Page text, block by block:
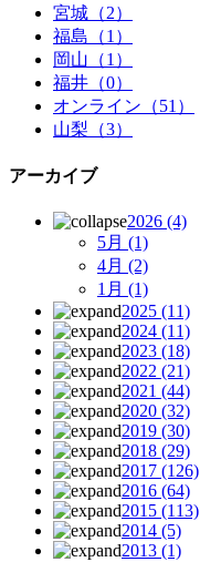
宮城（2）
福島（1）
岡山（1）
福井（0）
オンライン（51）
山梨（3）
アーカイブ
2026 (4)
5月 (1)
4月 (2)
1月 (1)
2025 (11)
2024 (11)
2023 (18)
2022 (21)
2021 (44)
2020 (32)
2019 (30)
2018 (29)
2017 (126)
2016 (64)
2015 (113)
2014 (5)
2013 (1)